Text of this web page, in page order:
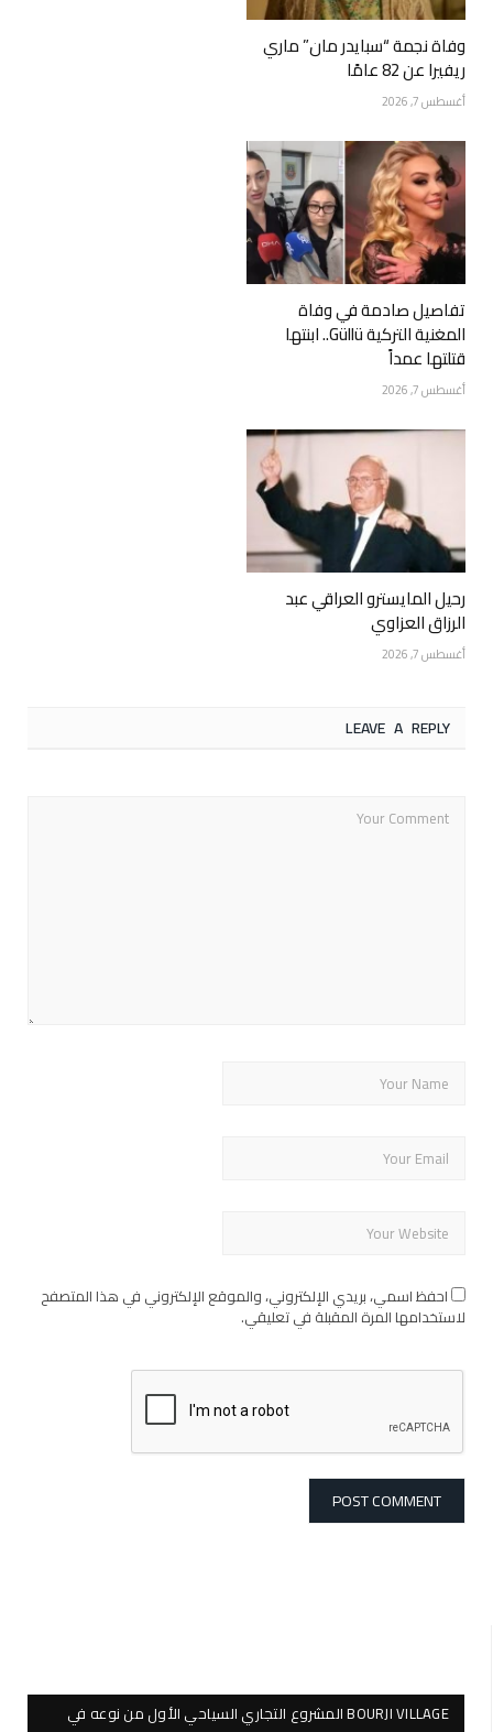
وفاة نجمة “سبايدر مان” ماري
ريفيرا عن 82 عامًا
أغسطس 7, 2026
تفاصيل صادمة في وفاة
المغنية التركية Güllü.. ابنتها
قتلتها عمداً
أغسطس 7, 2026
رحيل المايسترو العراقي عبد
الرزاق العزاوي
أغسطس 7, 2026
LEAVE A REPLY
احفظ اسمي، بريدي الإلكتروني، والموقع الإلكتروني في هذا المتصفح
لاستخدامها المرة المقبلة في تعليقي.
BOURJI VILLAGE المشروع التجاري السياحي الأول من نوعه في